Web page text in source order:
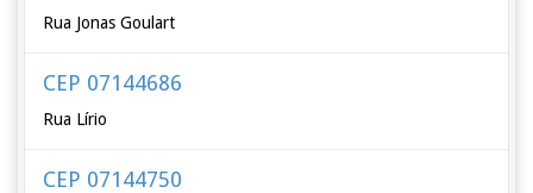
Rua Jonas Goulart
CEP 07144686
Rua Lírio
CEP 07144750